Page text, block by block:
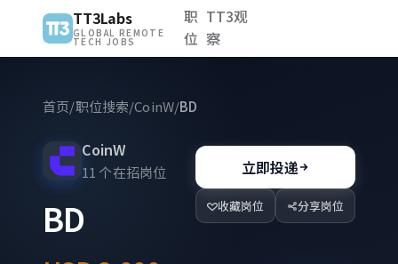
TT3Labs
GLOBAL REMOTE
TECH JOBS
职
位
TT3观
察
首页/职位搜索/CoinW/BD
CoinW
11 个在招岗位
BD
立即投递
收藏岗位 分享岗位